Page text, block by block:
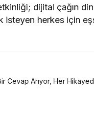
dijital çağın
isteyen herkes için
Cevap Arıyor, Her